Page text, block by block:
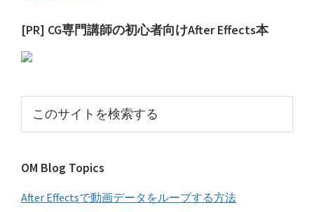
最
初
サ
イ
バ
ー
[PR] CG専門講師の初心者向けAfter Effects本
ト
検
OM Blog Topics
After Effectsで動画データをループする方法